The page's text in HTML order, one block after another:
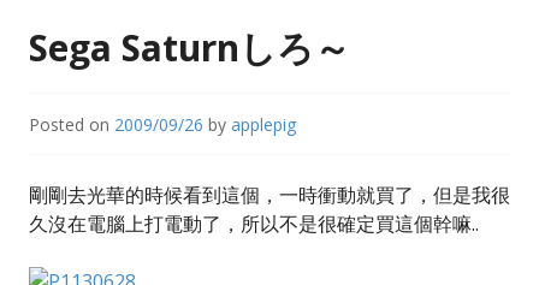
Sega Saturnしろ～
Posted on 2009/09/26 by applepig
剛剛去光華的時候看到這個，一時衝動就買了，但是我很
久沒在電腦上打電動了，所以不是很確定買這個幹嘛..